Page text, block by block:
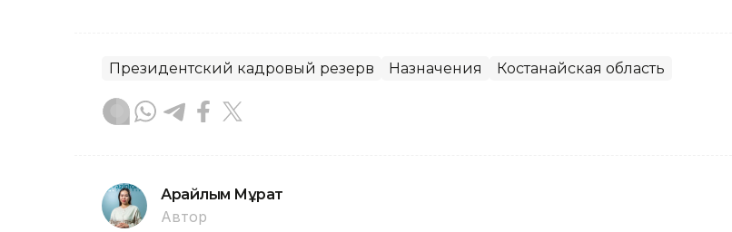
Президентский кадровый резерв Назначения Костанайская область
Арайлым Мұрат
Автор